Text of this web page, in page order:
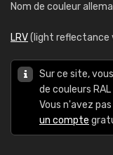
Nom de couleur
LRV(light reflectance
Sur ce site,
de couleurs
Vous n'avez
un compte